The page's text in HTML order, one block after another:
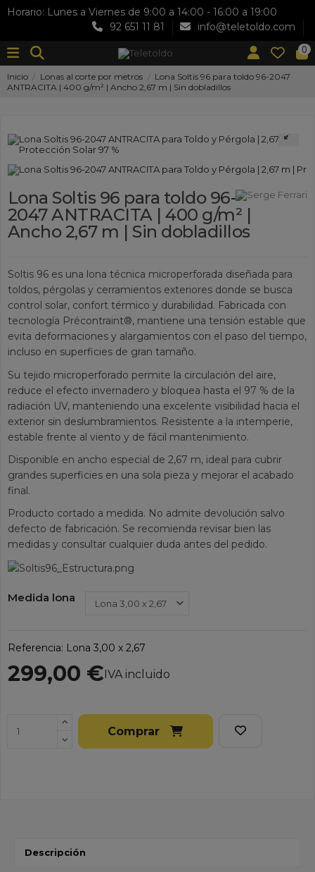
Horario: Lunes a Viernes de 9:00 a 14:00 - 16:00 a 19:00
92 651 11 81
info@teletoldo.com
0
Inicio Lonas al corte por metros
Lona Soltis 96 para toldo 96-2047
ANTRACITA | 400 g/m² | Ancho 2,67 m | Sin dobladillos
Lona Soltis 96 para toldo 96-
2047 ANTRACITA | 400 g/m² |
Ancho 2,67 m | Sin dobladillos
Soltis 96 es una lona técnica microperforada diseñada para
toldos, pérgolas y cerramientos exteriores donde se busca
control solar, confort térmico y durabilidad. Fabricada con
tecnología Précontraint®, mantiene una tensión estable que
evita deformaciones y alargamientos con el paso del tiempo,
incluso en superficies de gran tamaño.
Su tejido microperforado permite la circulación del aire,
reduce el efecto invernadero y bloquea hasta el 97 % de la
radiación UV, manteniendo una excelente visibilidad hacia el
exterior sin deslumbramientos. Resistente a la intemperie,
estable frente al viento y de fácil mantenimiento.
Disponible en ancho especial de 2,67 m, ideal para cubrir
grandes superficies en una sola pieza y mejorar el acabado
final.
Producto cortado a medida. No admite devolución salvo
defecto de fabricación. Se recomienda revisar bien las
medidas y consultar cualquier duda antes del pedido.
Medida lona
Referencia: Lona 3,00 x 2,67
299,00 €IVA incluido
Comprar
Descripción